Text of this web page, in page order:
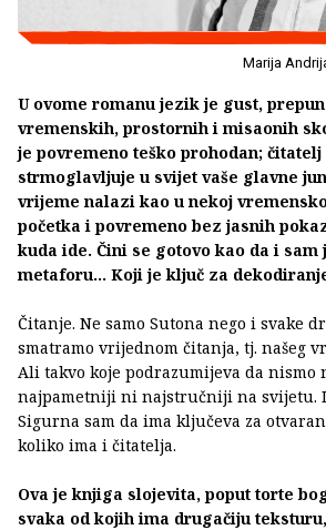
Marija
U ovome romanu jezik je gust,
vremenskih, prostornih i misaonih
je povremeno teško prohodan;
strmoglavljuje u svijet vaše glavne
vrijeme nalazi kao u nekoj
početka i povremeno bez jasnih
kuda ide. Čini se gotovo kao da i
metaforu… Koji je ključ za
Čitanje. Ne samo Sutona nego i svake
smatramo vrijednom čitanja, tj. našeg
Ali takvo koje podrazumijeva da
najpametniji ni najstručniji na svijetu.
Sigurna sam da ima ključeva za
koliko ima i čitatelja.
Ova je knjiga slojevita, poput torte
svaka od kojih ima drugačiju